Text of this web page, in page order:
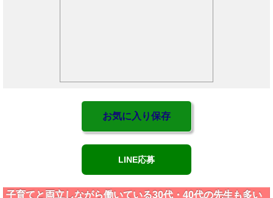
お気に入り保存
LINE応募
子育てと両立しながら働いている30代・40代の先生も多い